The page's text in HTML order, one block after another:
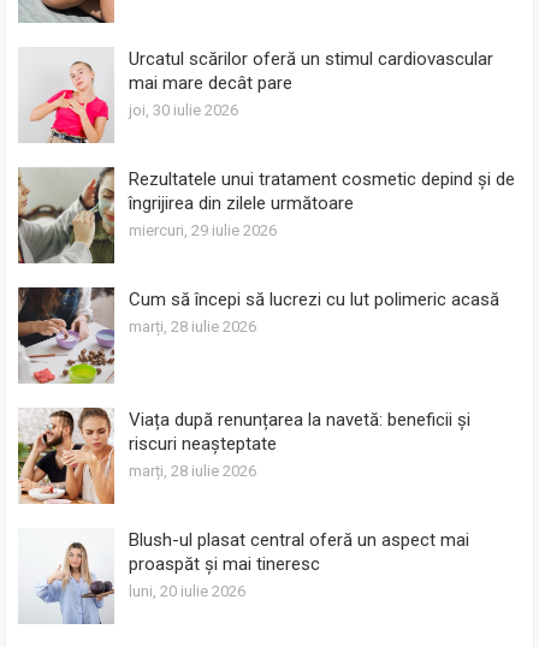
Urcatul scărilor oferă un stimul cardiovascular
mai mare decât pare
joi, 30 iulie 2026
Rezultatele unui tratament cosmetic depind și de
îngrijirea din zilele următoare
miercuri, 29 iulie 2026
Cum să începi să lucrezi cu lut polimeric acasă
marți, 28 iulie 2026
Viața după renunțarea la navetă: beneficii și
riscuri neașteptate
marți, 28 iulie 2026
Blush-ul plasat central oferă un aspect mai
proaspăt și mai tineresc
luni, 20 iulie 2026